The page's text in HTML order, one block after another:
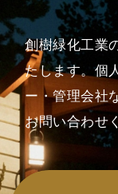
創樹緑化工業
たします。個
ー・管理会社
お問い合わせ